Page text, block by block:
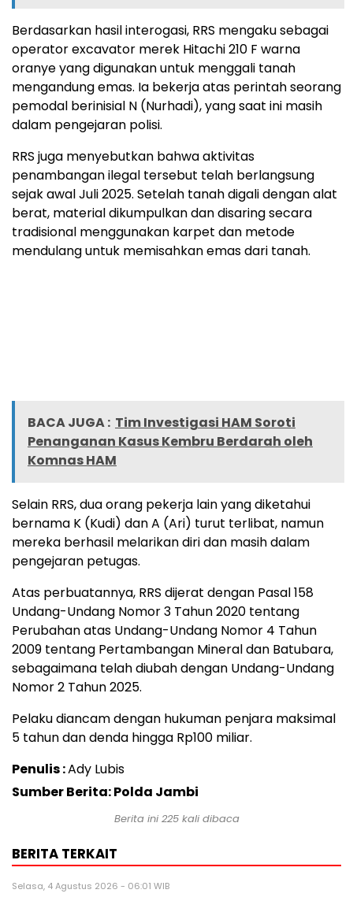
Berdasarkan hasil interogasi, RRS mengaku sebagai
operator excavator merek Hitachi 210 F warna
oranye yang digunakan untuk menggali tanah
mengandung emas. Ia bekerja atas perintah seorang
pemodal berinisial N (Nurhadi), yang saat ini masih
dalam pengejaran polisi.
RRS juga menyebutkan bahwa aktivitas
penambangan ilegal tersebut telah berlangsung
sejak awal Juli 2025. Setelah tanah digali dengan alat
berat, material dikumpulkan dan disaring secara
tradisional menggunakan karpet dan metode
mendulang untuk memisahkan emas dari tanah.
BACA JUGA : Tim Investigasi HAM Soroti
Penanganan Kasus Kembru Berdarah oleh
Komnas HAM
Selain RRS, dua orang pekerja lain yang diketahui
bernama K (Kudi) dan A (Ari) turut terlibat, namun
mereka berhasil melarikan diri dan masih dalam
pengejaran petugas.
Atas perbuatannya, RRS dijerat dengan Pasal 158
Undang-Undang Nomor 3 Tahun 2020 tentang
Perubahan atas Undang-Undang Nomor 4 Tahun
2009 tentang Pertambangan Mineral dan Batubara,
sebagaimana telah diubah dengan Undang-Undang
Nomor 2 Tahun 2025.
Pelaku diancam dengan hukuman penjara maksimal
5 tahun dan denda hingga Rp100 miliar.
Penulis :Ady Lubis
Sumber Berita: Polda Jambi
Berita ini 225kali dibaca
BERITA TERKAIT
Selasa, 4 Agustus 2026 - 06:01 WIB